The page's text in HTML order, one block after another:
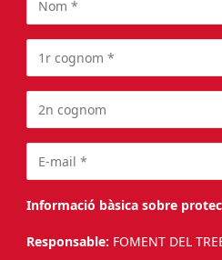
Informació bàsica sobre
Responsable: FOMENT DEL